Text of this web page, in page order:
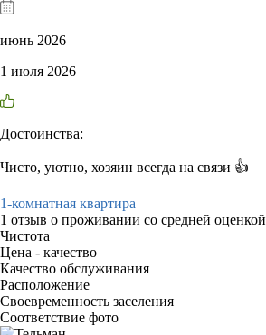
июнь 2026
1 июля 2026
Достоинства:
Чисто, уютно, хозяин всегда на связи 👍
1-комнатная квартира
1 отзыв о проживании со средней оценкой
Чистота
Цена - качество
Качество обслуживания
Расположение
Своевременность заселения
Соответствие фото